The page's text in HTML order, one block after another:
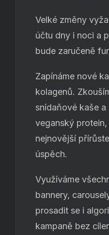
Velké změny
účtu dny i noci a
bude zaručeně
Zapínáme nové
kolagenů.
snídaňové kaše
veganský
nejnovější
úspěch.
Využíváme
bannery,
prosadit se i
kampaně bez